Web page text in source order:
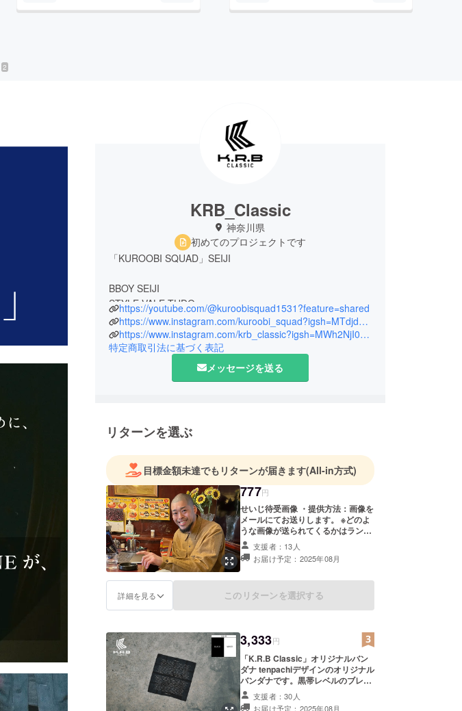
2
KRB_Classic
神奈川県
初めてのプロジェクトです
「KUROOBI SQUAD」SEIJI
BBOY SEIJI
STYLE VALE-TUDO
STRUGGLEZ
KUROOBI SQUAD
中国BREAKDANCE世界大会 ショーケース部門 優勝
FREESTYLE SESSION JAPAN 2007 準優勝
BABEL 4on4 BATTLE 優勝
TORONTO 5on5 BATTLE 優勝
BATTLE WATERLOO 5on5 BATTLE 優勝
SUGARLESS 2on2 BATTLE 優勝
B'z 全国ツアー 静岡エコパアリーナ DANCER
NIKE AIR FORCE1 25TH UNNIVERSARY PARTY in 香港
GUEST DANCER
TIPNNESS ポスターモデル
ダンスミュージカル LOCK ON 出演
May'n 日本武道館公演 ダンサー
BOA QUINCY PV出演
1999年からダンスを始め、ダンサーの聖地「溝の口」の初期
メンバーとして、溝の口シーンをけん引する。
「STYLE VALE-TUDO」として2000年初期から2007年頃ま
https://youtube.com/@kuroobisquad1531?feature=shared
https://www.instagram.com/kuroobi_squad?igsh=MTdjd2owcDU4MnY1dA%3D%3D&utm_source=qr
https://www.instagram.com/krb_classic?igsh=MWh2NjI0ZXdla3EzNQ==
特定商取引法に基づく表記
メッセージを送る
リターンを選ぶ
目標金額未達でもリターンが届きます(All-in方式)
777円
せいじ待受画像 ・提供方法：画像を
メールにてお送りします。 ※どのよ
うな画像が送られてくるかはランダ
ムです支援者：13人
お届け予定：2025年08月
詳細を見る このリターンを選択する
3,333円
「K.R.B Classic」オリジナルバン
ダナ tenpachiデザインのオリジナル
バンダナです。黒帯レベルのブレイ
クダンサーなら読めるかも！？ そん
なアナグラムを用いた、遊び心あふ
支援者：30人
お届け予定：2025年08月